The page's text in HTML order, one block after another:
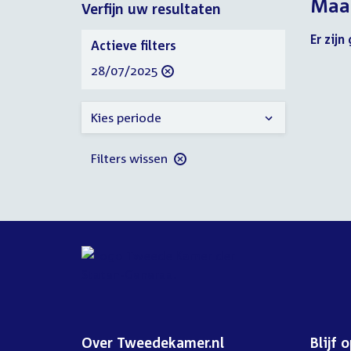
Verfijn uw resultaten
Er
Verfijn
uw
resultaten
Actieve filters
verwijder
28/07/2025
Kies periode
Filters wissen
Over Tweedekamer.nl Blijf